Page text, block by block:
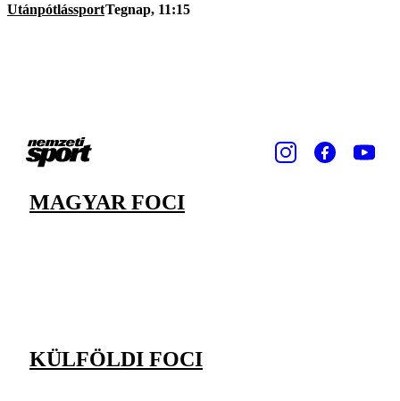
UtánpótlássportTegnap, 11:15
MAGYAR FOCI
KÜLFÖLDI FOCI